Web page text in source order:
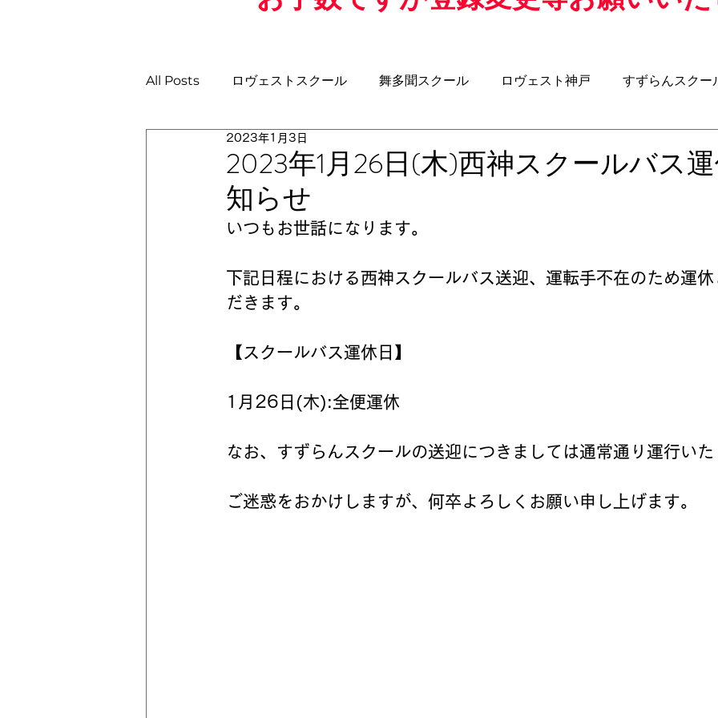
All Posts ロヴェストスクール 舞多聞スクール ロヴェスト神戸 すずらんスクー
土曜日GKスクール
U-10 U-9
2023年1月26日(木)西神スクールバス
知らせ
2023年1月3日
いつもお世話になります。
下記日程における西神スクールバス送迎、運転手不在のため運
だきます。
【スクールバス運休日】
1月26日(木):全便運休
なお、すずらんスクールの送迎につきましては通常通り運行い
ご迷惑をおかけしますが、何卒よろしくお願い申し上げます。